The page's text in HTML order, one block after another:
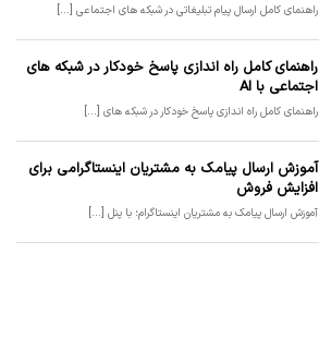
راهنمای کامل ارسال پیام تبلیغاتی در شبکه های اجتماعی [...]
راهنمای کامل راه اندازی پاسخ خودکار در شبکه های
اجتماعی با AI
راهنمای کامل راه اندازی پاسخ خودکار در شبکه های [...]
آموزش ارسال پیامک به مشتریان اینستاگرامی برای
افزایش فروش
آموزش ارسال پیامک به مشتریان اینستاگرام؛ با پنل [...]